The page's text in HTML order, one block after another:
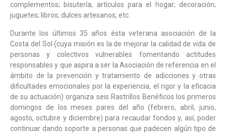
complementos; bisutería; artículos para el hogar; decoración;
juguetes; libros; dulces artesanos; etc.
Durante los últimos 35 años ésta veterana asociación de la
Costa del Sol (cuya misión es la de mejorar la calidad de vida de
personas y colectivos vulnerables fomentando actitudes
responsables y que aspira a ser la Asociación de referencia en el
ámbito de la prevención y tratamiento de adicciones y otras
dificultades emocionales por la experiencia, el rigor y la eficacia
de su actuación) organiza seis Rastrillos Benéficos los primeros
domingos de los meses pares del año (febrero, abril, junio,
agosto, octubre y diciembre) para recaudar fondos y, así, poder
continuar dando soporte a personas que padecen algún tipo de